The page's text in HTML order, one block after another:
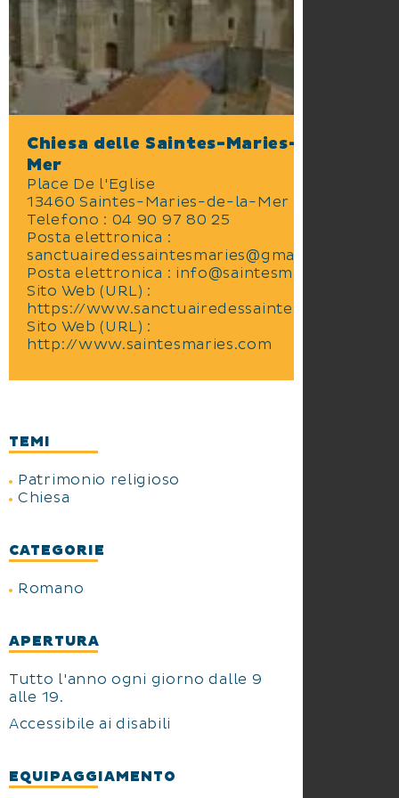
Chiesa delle Saintes-Maries-de-la-
Mer
Place De l'Eglise
13460 Saintes-Maries-de-la-Mer
Telefono : 04 90 97 80 25
Posta elettronica :
sanctuairedessaintesmaries@gmail.com
Posta elettronica : info@saintesmaries.com
Sito Web (URL) :
https://www.sanctuairedessaintesmaries.com
Sito Web (URL) :
http://www.saintesmaries.com
TEMI
Patrimonio religioso
Chiesa
CATEGORIE
Romano
APERTURA
Tutto l'anno ogni giorno dalle 9
alle 19.
Accessibile ai disabili
EQUIPAGGIAMENTO